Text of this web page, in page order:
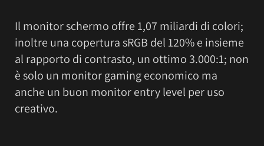
Il monitor schermo offre 1,07 miliardi di colori;
inoltre una copertura sRGB del 120% e insieme
al rapporto di contrasto, un ottimo 3.000:1; non
è solo un monitor gaming economico ma
anche un buon monitor entry level per uso
creativo.